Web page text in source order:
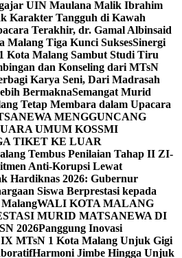
UIN Maulana Malik Ibrahim
Karakter Tangguh di Kawah
Terakhir, dr. Gamal Albinsaid
Malang Tiga Kunci SuksesSinergi
Kota Malang Sambut Studi Tiru
dan Konseling dari MTsN
Karya Seni, Dari Madrasah
BermaknaSemangat Murid
Tetap Membara dalam Upacara
MENGGUNCANG
UMUM KOSSMI
TIKET KE LUAR
Tembus Penilaian Tahap II ZI-
Anti-Korupsi Lewat
Hardiknas 2026: Gubernur
Siswa Berprestasi kepada
WALI KOTA MALANG
MURID MATSANEWA DI
2026Panggung Inovasi
MTsN 1 Kota Malang Unjuk Gigi
Harmoni Jimbe Hingga Unjuk